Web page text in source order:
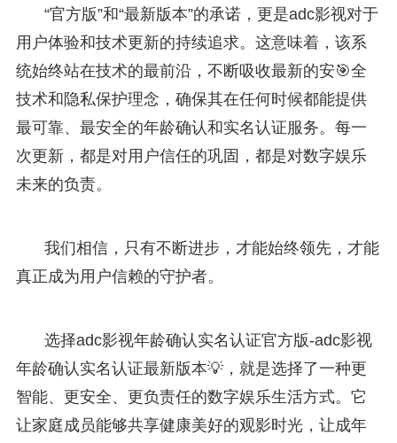
“官方版”和“最新版本”的承诺，更是adc影视对于
用户体验和技术更新的持续追求。这意味着，该系
统始终站在技术的最前沿，不断吸收最新的安🎯全
技术和隐私保护理念，确保其在任何时候都能提供
最可靠、最安全的年龄确认和实名认证服务。每一
次更新，都是对用户信任的巩固，都是对数字娱乐
未来的负责。
我们相信，只有不断进步，才能始终领先，才能
真正成为用户信赖的守护者。
选择adc影视年龄确认实名认证官方版-adc影视
年龄确认实名认证最新版本💡，就是选择了一种更
智能、更安全、更负责任的数字娱乐生活方式。它
让家庭成员能够共享健康美好的观影时光，让成年